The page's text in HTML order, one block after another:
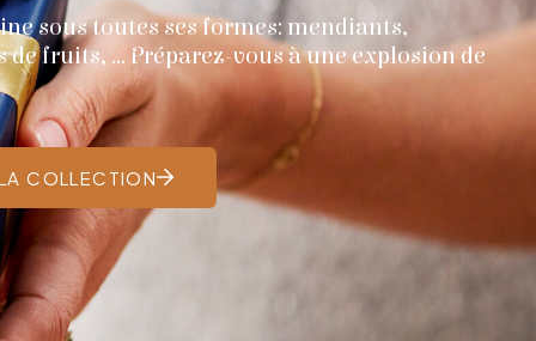
sous toutes ses formes: mendiants,
de fruits, … Préparez-vous à une explosion de
COLLECTION